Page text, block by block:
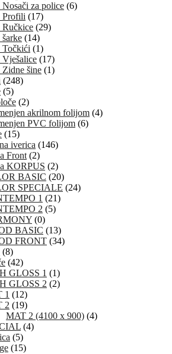
za police (6)
Profili (17)
Ručkice (29)
(14)
Točkići (1)
Vješalice (17)
šine (1)
(248)
(5)
(2)
akrilnom folijom (4)
PVC folijom (6)
(15)
iverica (146)
Front (2)
KORPUS (2)
BASIC (20)
SPECIALE (24)
1 (21)
2 (5)
(0)
BASIC (13)
FRONT (34)
(8)
(42)
GLOSS 1 (1)
GLOSS 2 (2)
1 (12)
2 (19)
MAT 2 (4100 x 900) (4)
(4)
(5)
(15)